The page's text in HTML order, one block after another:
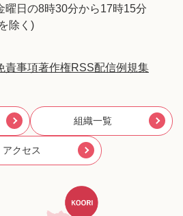
曜日の8時30分から17時15分
除く)
責事項著作権RSS配信例規集
組織一覧
アクセス